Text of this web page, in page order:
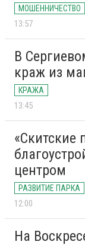
МОШЕННИЧЕСТВО
13:57
В
краж из
КРАЖА
13:45
«Скитские
центром
РАЗВИТИЕ ПАРКА
12:00
На